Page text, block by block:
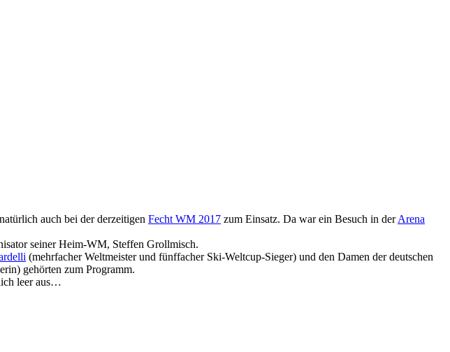
auch bei der derzeitigen Fecht WM 2017 zum Einsatz. Da war ein Besuch in derArena
seiner Heim-WM, Steffen Grollmisch.
(mehrfacher Weltmeister und fünffacher Ski-Weltcup-Sieger) und den Damen der deutschen
gehörten zum Programm.
leer aus…